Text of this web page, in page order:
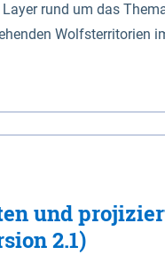
rund um das
Wolfsterritorien
und
2.1)